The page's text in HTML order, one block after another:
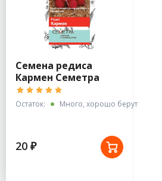
Семена редиса
Кармен Семетра
Остаток: Много, хорошо берут
20 ₽